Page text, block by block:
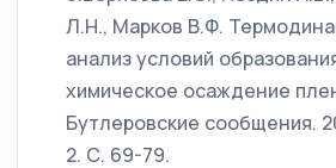
Л.Н., Марков В.Ф.
анализ условий
химическое осаждение
Бутлеровские сообщения.
2. С. 69-79.